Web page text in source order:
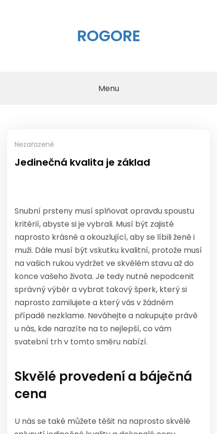
ROGORE
Menu
Nezařazené
Jedinečná kvalita je základ
Snubní prsteny musí splňovat opravdu spoustu
kritérií, abyste si je vybrali. Musí být zajisté
naprosto krásné a okouzlující, aby se líbili ženě i
muži. Dále musí být vskutku kvalitní, protože musí
na vašich rukou vydržet ve skvělém stavu až do
konce vašeho života. Je tedy nutné nepodcenit
správný výběr a vybrat takový šperk, který si
naprosto zamilujete a který vás v žádném
případě nezklame. Neváhejte a nakupujte právě
u nás, kde narazíte na to nejlepší, co vám
svatební trh v tomto směru nabízí.
Skvělé provedení a báječná
cena
U nás se také můžete těšit na naprosto skvělé